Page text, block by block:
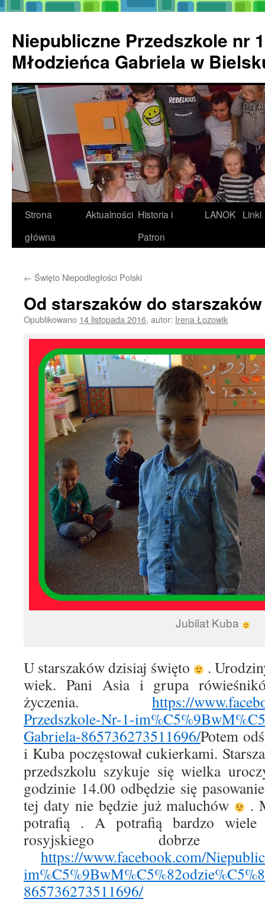
treści
Niepubliczne Przedszkole nr
Młodzieńca Gabriela w
Strona
główna
Aktualności Historia i
Patron
LANOK Linki
← Święto Niepodległości Polski
Od starszaków do
Opublikowano 14 listopada 2016, autor: Irena Łozowik
Jubilat Kuba
U starszaków dzisiaj święto
.
wiek. Pani Asia i grupa
życzenia. https://
Przedszkole-Nr-1-
Gabriela-865736273511696/Potem
i Kuba poczęstował cukierkami.
przedszkolu szykuje się wielka
godzinie 14.00 odbędzie się
tej daty nie będzie już maluchów
.
potrafią . A potrafią bardzo
rosyjskiego
https://www.facebook.com/
865736273511696/